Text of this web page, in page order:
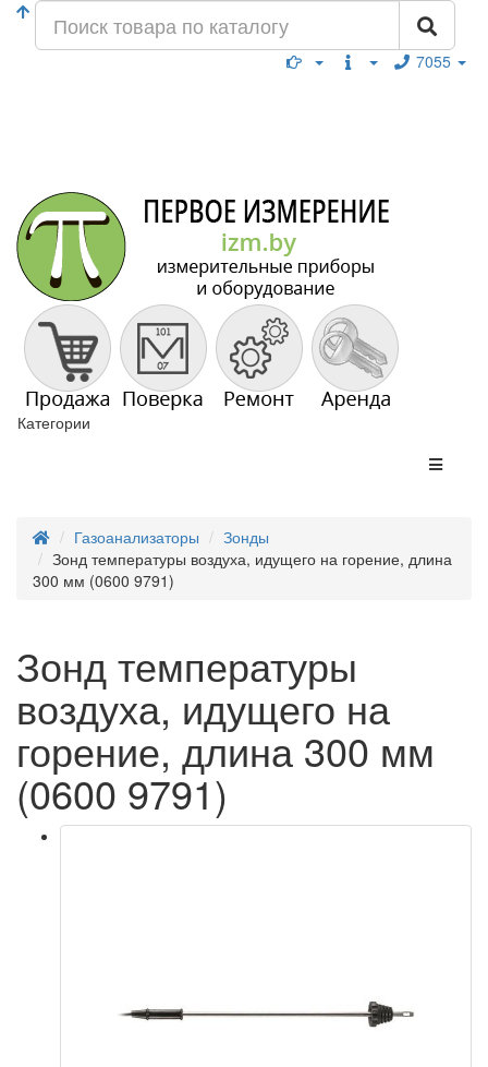
7055
Категории
Газоанализаторы
Зонды
Зонд температуры воздуха, идущего на горение, длина
300 мм (0600 9791)
Зонд температуры
воздуха, идущего на
горение, длина 300 мм
(0600 9791)